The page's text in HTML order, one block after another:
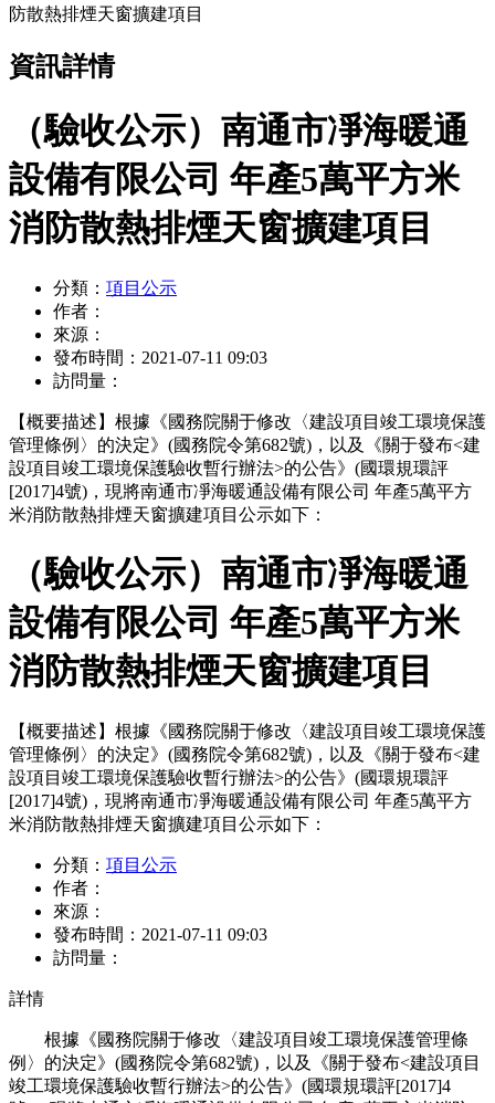
防散熱排煙天窗擴建項目
資訊詳情
（驗收公示）南通市凈海暖通
設備有限公司 年產5萬平方米
消防散熱排煙天窗擴建項目
分類： 項目公示
作者：
來源：
發布時間： 2021-07-11 09:03
訪問量：
【概要描述】 根據《國務院關于修改〈建設項目竣工環境保護
管理條例〉的決定》(國務院令第682號)，以及《關于發布<建
設項目竣工環境保護驗收暫行辦法>的公告》(國環規環評
[2017]4號)，現將南通市凈海暖通設備有限公司 年產5萬平方
米消防散熱排煙天窗擴建項目公示如下：
（驗收公示）南通市凈海暖通
設備有限公司 年產5萬平方米
消防散熱排煙天窗擴建項目
【概要描述】 根據《國務院關于修改〈建設項目竣工環境保護
管理條例〉的決定》(國務院令第682號)，以及《關于發布<建
設項目竣工環境保護驗收暫行辦法>的公告》(國環規環評
[2017]4號)，現將南通市凈海暖通設備有限公司 年產5萬平方
米消防散熱排煙天窗擴建項目公示如下：
分類： 項目公示
作者：
來源：
發布時間： 2021-07-11 09:03
訪問量：
詳情
根據《國務院關于修改〈建設項目竣工環境保護管理條
例〉的決定》(國務院令第682號)，以及《關于發布<建設項目
竣工環境保護驗收暫行辦法>的公告》(國環規環評[2017]4